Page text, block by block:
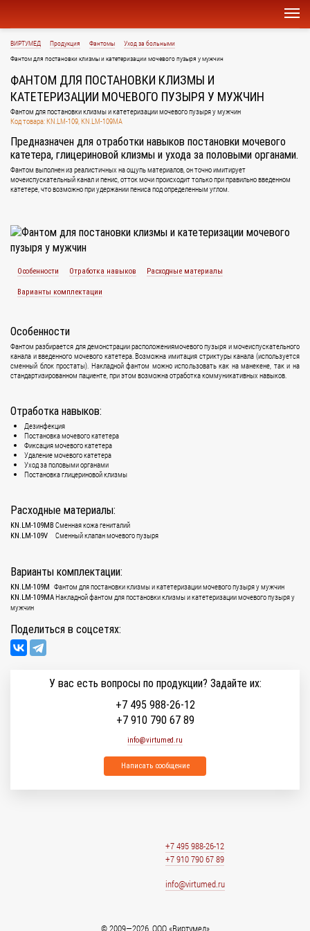
ВИРТУМЕД Продукция Фантомы
Уход за больными
Фантом для постановки клизмы и катетеризации мочевого пузыря у мужчин
ФАНТОМ ДЛЯ ПОСТАНОВКИ КЛИЗМЫ И
КАТЕТЕРИЗАЦИИ МОЧЕВОГО ПУЗЫРЯ У МУЖЧИН
Фантом для постановки клизмы и катетеризации мочевого пузыря у мужчин
Код товара: KN.LM-109, KN.LM-109МА
Предназначен для отработки навыков постановки мочевого
катетера, глицериновой клизмы и ухода за половыми органами.
Фантом выполнен из реалистичных на ощупь материалов, он точно имитирует
мочеиспускательный канал и пенис, отток мочи происходит только при правильно введенном
катетере, что возможно при удержании пениса под определенным углом.
Особенности Отработка навыков Расходные материалы
Варианты комплектации
Особенности
Фантом разбирается для демонстрации расположениямочевого пузыря и мочеиспускательного
канала и введенного мочевого катетера. Возможна имитация стриктуры канала (используется
сменный блок простаты). Накладной фантом можно использовать как на манекене, так и на
стандартизированном пациенте, при этом возможна отработка коммуникативных навыков.
Отработка навыков:
Дезинфекция
Постановка мочевого катетера
Фиксация мочевого катетера
Удаление мочевого катетера
Уход за половыми органами
Постановка глицериновой клизмы
Расходные материалы:
KN.LM-109MB Сменная кожа гениталий
KN.LM-109V Сменный клапан мочевого пузыря
Варианты комплектации:
KN.LM-109M Фантом для постановки клизмы и катетеризации мочевого пузыря у мужчин
KN.LM-109MAНакладной фантом для постановки клизмы и катетеризации мочевого пузыря у
мужчин
Поделиться в соцсетях:
У вас есть вопросы по продукции? Задайте их:
+7 495 988-26-12
+7 910 790 67 89
info@virtumed.ru
Написать сообщение
+7 495 988-26-12
+7 910 790 67 89
info@virtumed.ru
© 2009—2026, ООО «Виртумед»